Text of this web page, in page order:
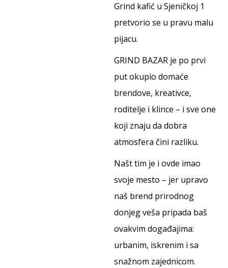
Grind kafić u Sjeničkoj 1
pretvorio se u pravu malu
pijacu.
GRIND BAZAR je po prvi
put okupio domaće
brendove, kreativce,
roditelje i klince – i sve one
koji znaju da dobra
atmosfera čini razliku.
Našt tim je i ovde imao
svoje mesto – jer upravo
naš brend prirodnog
donjeg veša pripada baš
ovakvim događajima:
urbanim, iskrenim i sa
snažnom zajednicom.